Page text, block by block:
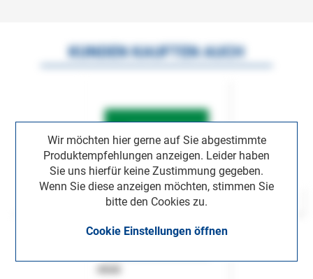
Wir möchten hier gerne auf Sie abgestimmte
Produktempfehlungen anzeigen. Leider haben
Sie uns hierfür keine Zustimmung gegeben.
Wenn Sie diese anzeigen möchten, stimmen Sie
bitte den Cookies zu.
Cookie Einstellungen öffnen
KUNDEN KAUFTEN AUCH